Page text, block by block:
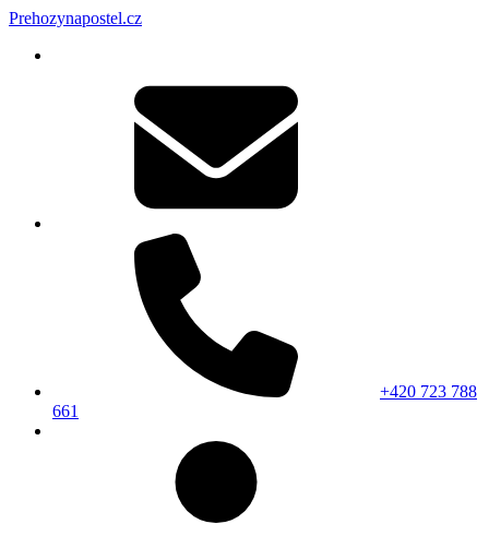
Prehozynapostel.cz
+420 723 788
661